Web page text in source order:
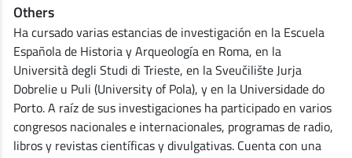
Others
Ha cursado varias estancias de investigación en la Escuela
Española de Historia y Arqueología en Roma, en la
Università degli Studi di Trieste, en la Sveučilište Jurja
Dobrelie u Puli (University of Pola), y en la Universidade do
Porto. A raíz de sus investigaciones ha participado en varios
congresos nacionales e internacionales, programas de radio,
libros y revistas científicas y divulgativas. Cuenta con una